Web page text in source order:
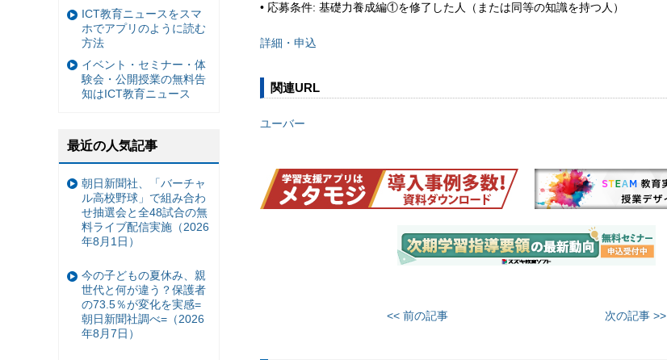
• 応募条件: 基礎力養成編①を修了した人（または同等の知識を持つ人）
詳細・申込
関連URL
ユーバー
<< 前の記事 次の記事 >>
ICT教育ニュースをスマ
ホでアプリのように読む
方法
イベント・セミナー・体
験会・公開授業の無料告
知はICT教育ニュース
最近の人気記事
朝日新聞社、「バーチャ
ル高校野球」で組み合わ
せ抽選会と全48試合の無
料ライブ配信実施（2026
年8月1日）
今の子どもの夏休み、親
世代と何が違う？保護者
の73.5％が変化を実感=
朝日新聞社調べ=（2026
年8月7日）